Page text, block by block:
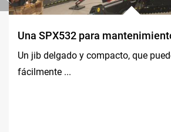
Una SPX532 para
Un jib delgado y compacto, que
fácilmente ...